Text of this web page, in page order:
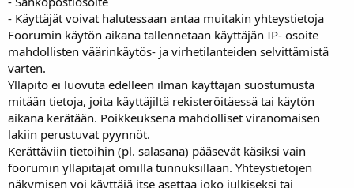
- Käyttäjät voivat halutessaan antaa muitakin yhteystietoja
Foorumin käytön aikana tallennetaan käyttäjän IP- osoite
mahdollisten väärinkäytös- ja virhetilanteiden selvittämistä
varten.
Ylläpito ei luovuta edelleen ilman käyttäjän suostumusta
mitään tietoja, joita käyttäjiltä rekisteröitäessä tai käytön
aikana kerätään. Poikkeuksena mahdolliset viranomaisen
lakiin perustuvat pyynnöt.
Kerättäviin tietoihin (pl. salasana) pääsevät käsiksi vain
foorumin ylläpitäjät omilla tunnuksillaan. Yhteystietojen
näkymisen voi käyttäjä itse asettaa joko julkiseksi tai